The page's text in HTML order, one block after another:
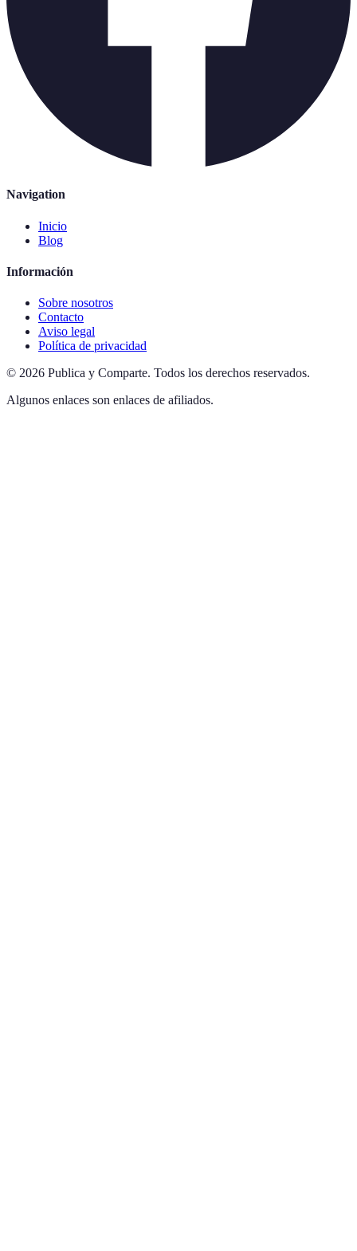
Navigation
Inicio
Blog
Información
Sobre nosotros
Contacto
Aviso legal
Política de privacidad
© 2026 Publica y Comparte. Todos los derechos reservados.
Algunos enlaces son enlaces de afiliados.